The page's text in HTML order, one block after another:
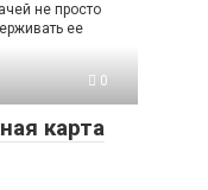
не просто
ее
0
карта